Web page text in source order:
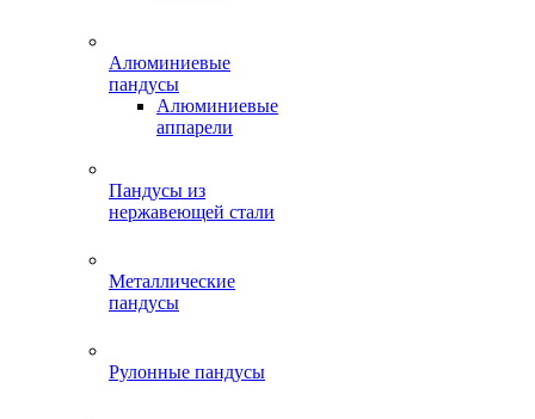
Алюминиевые
пандусы
Алюминиевые
аппарели
Пандусы из
нержавеющей стали
Металлические
пандусы
Рулонные пандусы